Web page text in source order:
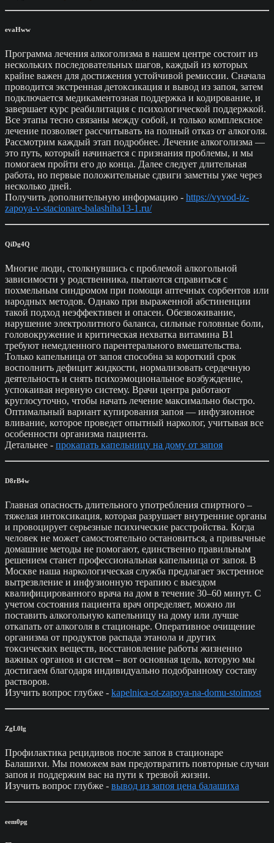
evaHww
Программа лечения алкоголизма в нашем центре состоит из
нескольких последовательных шагов, каждый из которых
крайне важен для достижения устойчивой ремиссии. Сначала
проводится экстренная детоксикация и вывод из запоя, затем
подключается медикаментозная поддержка и кодирование, и
завершает курс реабилитация с психологической поддержкой.
Все этапы тесно связаны между собой, и только комплексное
лечение позволяет рассчитывать на полный отказ от алкоголя.
Рассмотрим каждый этап подробнее. Лечение алкоголизма —
это путь, который начинается с признания проблемы, и мы
помогаем пройти его до конца. Далее следует длительная
работа, но первые положительные сдвиги заметны уже через
несколько дней.
Получить дополнительную информацию - https://vyvod-iz-
zapoya-v-stacionare-balashiha13-1.ru/
QiDg4Q
Многие люди, столкнувшись с проблемой алкогольной
зависимости у родственника, пытаются справиться с
похмельным синдромом при помощи аптечных сорбентов или
народных методов. Однако при выраженной абстиненции
такой подход неэффективен и опасен. Обезвоживание,
нарушение электролитного баланса, сильные головные боли,
головокружение и критическая нехватка витамина B1
требуют немедленного парентерального вмешательства.
Только капельница от запоя способна за короткий срок
восполнить дефицит жидкости, нормализовать сердечную
деятельность и снять психоэмоциональное возбуждение,
успокаивая нервную систему. Врачи центра работают
круглосуточно, чтобы начать лечение максимально быстро.
Оптимальный вариант купирования запоя — инфузионное
вливание, которое проведет опытный нарколог, учитывая все
особенности организма пациента.
Детальнее - прокапать капельницу на дому от запоя
D8rB4w
Главная опасность длительного употребления спиртного –
тяжелая интоксикация, которая разрушает внутренние органы
и провоцирует серьезные психические расстройства. Когда
человек не может самостоятельно остановиться, а привычные
домашние методы не помогают, единственно правильным
решением станет профессиональная капельница от запоя. В
Москве наша наркологическая служба предлагает экстренное
вытрезвление и инфузионную терапию с выездом
квалифицированного врача на дом в течение 30–60 минут. С
учетом состояния пациента врач определяет, можно ли
поставить алкогольную капельницу на дому или лучше
откапать от алкоголя в стационаре. Оперативное очищение
организма от продуктов распада этанола и других
токсических веществ, восстановление работы жизненно
важных органов и систем – вот основная цель, которую мы
достигаем благодаря индивидуально подобранному составу
растворов.
Изучить вопрос глубже - kapelnica-ot-zapoya-na-domu-stoimost
ZgL0lg
Профилактика рецидивов после запоя в стационаре
Балашихи. Мы поможем вам предотвратить повторные случаи
запоя и поддержим вас на пути к трезвой жизни.
Изучить вопрос глубже - вывод из запоя цена балашиха
eem0pg